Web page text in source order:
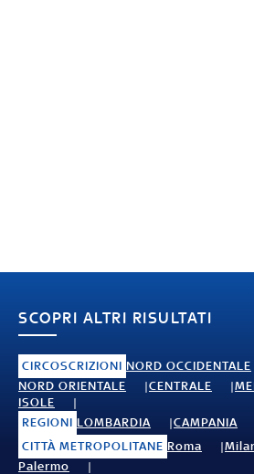
SCOPRI ALTRI RISULTATI
CIRCOSCRIZIONI NORD OCCIDENTALE
NORD ORIENTALE
CENTRALE
ISOLE
REGIONI LOMBARDIA CAMPANIA
CITTÀ METROPOLITANE Roma
Palermo